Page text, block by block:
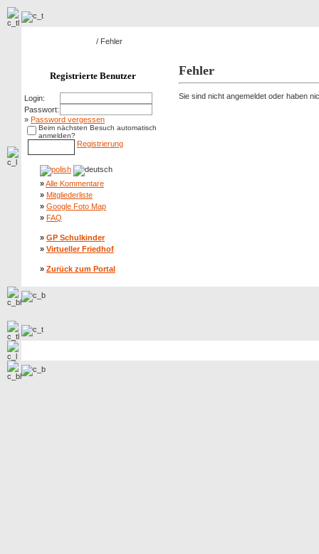
/ Fehler
Registrierte Benutzer
Login:
Passwort:
» Password vergessen
Beim nächsten Besuch automatisch
anmelden?
Registrierung
»Alle Kommentare
» Mitgliederliste
» Google Foto Map
» FAQ
» GP Schulkinder
» Virtueller Friedhof
» Zurück zum Portal
Fehler
Sie sind nicht angemeldet oder haben